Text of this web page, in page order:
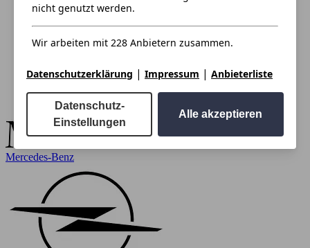
Mercedes-Benz
nicht genutzt werden.
Wir arbeiten mit 228 Anbietern zusammen.
Datenschutzerklärung | Impressum | Anbieterliste
Datenschutz-
Einstellungen
Alle akzeptieren